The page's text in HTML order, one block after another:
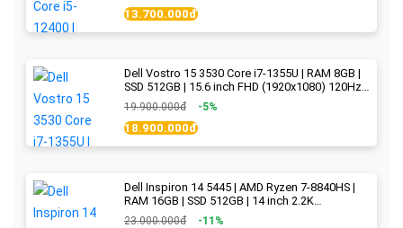
13.700.000đ
Dell Vostro 15 3530 Core i7-1355U | RAM 8GB |
SSD 512GB | 15.6 inch FHD (1920x1080) 120Hz
WVA | Black | New Fullbox
19.900.000đ -5%
18.900.000đ
Dell Inspiron 14 5445 | AMD Ryzen 7-8840HS |
RAM 16GB | SSD 512GB | 14 inch 2.2K
(2240x1400) IPS 300nits | Ice Blue - New Fullbox
23.000.000đ -11%